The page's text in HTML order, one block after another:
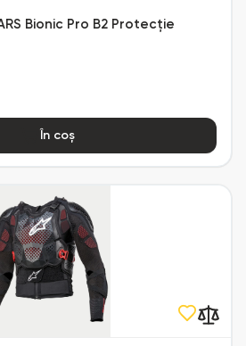
Bionic Pro B2 Protecție
În coș